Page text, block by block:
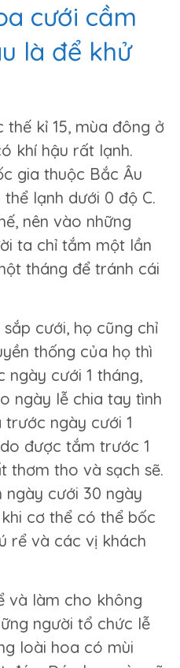
cưới cầm
là để khử
kỉ 15, mùa đông ở
khí hậu rất lạnh.
gia thuộc Bắc Âu
thể lạnh dưới 0 độ C.
nên vào những
ta chỉ tắm một lần
tháng để tránh cái
cưới, họ cũng chỉ
thống của họ thì
cưới 1 tháng,
ngày lễ chia tay tình
ngày cưới 1
được tắm trước 1
thơm tho và sạch sẽ.
cưới 30 ngày
cơ thể có thể bốc
rể và các vị khách
và làm cho không
người tổ chức lễ
loài hoa có mùi